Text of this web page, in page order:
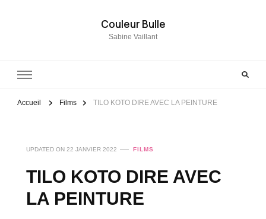
Couleur Bulle
Sabine Vaillant
Accueil Films TILO KOTO DIRE AVEC LA PEINTURE
UPDATED ON 22 JANVIER 2022 FILMS
TILO KOTO DIRE AVEC
LA PEINTURE